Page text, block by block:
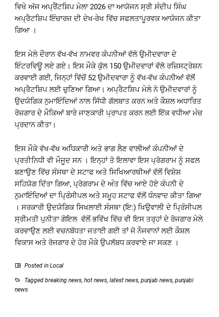
ਵਿਖੇ ਅੱਜ ਅਪ੍ਰੈਂਟਸ਼ਿਪ ਮੇਲਾ 2026 ਦਾ ਆਯੋਜਨ ਸ੍ਰੀ ਸੰਦੀਪ ਸਿੰਘ
ਅਪ੍ਰੈਟਸ਼ਿਪ ਇੰਚਾਰਜ ਦੀ ਦੇਖ-ਰੇਖ ਵਿੱਚ ਸਫਲਤਾਪੂਰਵਕ ਆਯੋਜਨ ਕੀਤਾ
ਗਿਆ ।
ਇਸ ਮੇਲੇ ਦੌਰਾਨ ਵੱਖ-ਵੱਖ ਨਾਮਵਰ ਕੰਪਨੀਆਂ ਵੱਲੋ ਉਮੀਦਵਾਰਾ ਦੇ
ਇੰਟਰਵਿਊ ਲਏ ਗਏ। ਇਸ ਮੌਕੇ ਕੁੱਲ 150 ਉਮੀਦਵਾਰਾਂ ਵੱਲੋ ਰਜ਼ਿਸਟ੍ਰੇਸ਼ਨ
ਕਰਵਾਈ ਗਈ, ਜਿਨ੍ਹਾਂ ਵਿੱਚੋਂ 52 ਉਮੀਦਵਾਰਾ ਨੂੰ ਵੱਖ-ਵੱਖ ਕੰਪਨੀਆਂ ਵੱਲੋਂ
ਅਪ੍ਰੈਟਸ਼ਿਪ ਲਈ ਚੁਣਿਆ ਗਿਆ। ਅਪ੍ਰੈਟਸ਼ਿਪ ਮੇਲੇ ਨੇ ਉਮੀਦਵਾਰਾਂ ਨੂੰ
ਉਦਯੋਗਿਕ ਨੁਮਾਇੰਦਿਆਂ ਨਾਲ ਸਿੱਧੀ ਗੱਲਬਾਤ ਕਰਨ ਅਤੇ ਕੌਸ਼ਲ ਅਧਾਰਿਤ
ਰੋਜ਼ਗਾਰ ਦੇ ਮੌਕਿਆਂ ਬਾਰੇ ਜਾਣਕਾਰੀ ਪ੍ਰਾਪਤ ਕਰਨ ਲਈ ਇੱਕ ਵਧੀਆ ਮੰਚ
ਪ੍ਰਦਾਨ ਕੀਤਾ।
ਇਸ ਮੌਕੇ ਵੱਖ-ਵੱਖ ਅਧਿਕਾਰੀ ਅਤੇ ਭਾਗ ਲੈਣ ਵਾਲੀਆਂ ਕੰਪਨੀਆਂ ਦੇ
ਪ੍ਰਤੀਨਿਧੀ ਵੀ ਮੌਜੂਦ ਸਨ । ਇਨ੍ਹਾਂ ਤੋ ਇਲਾਵਾ ਇਸ ਪ੍ਰੋਗਰਾਮ ਨੂੰ ਸਫਲ
ਬਣਾਉਣ ਵਿੱਚ ਸੰਸਥਾ ਦੇ ਸਟਾਫ ਅਤੇ ਸਿਖਿਆਰਥੀਆਂ ਵੱਲੋਂ ਵਿਸ਼ੇਸ਼
ਸਹਿਯੋਗ ਦਿੱਤਾ ਗਿਆ, ਪ੍ਰੋਗਰਾਮ ਦੇ ਅੰਤ ਵਿੱਚ ਆਏ ਹੋਏ ਕੰਪਨੀ ਦੇ
ਨੁਮਾਇੰਦਿਆਂ ਦਾ ਪ੍ਰਿੰਸੀਪਲ ਅਤੇ ਸਮੂਹ ਸਟਾਫ ਵੱਲੋਂ ਧੰਨਵਾਦ ਕੀਤਾ ਗਿਆ
। ਸਰਕਾਰੀ ਉਦਯੋਗਿਕ ਸਿਖਲਾਈ ਸੰਸਥਾ (ਇ:) ਖਿਉਵਾਲੀ ਦੇ ਪ੍ਰਿੰਸੀਪਲ
ਸ੍ਰੀਮਤੀ ਪੁਨੀਤਾ ਗੋਇਲ ਵੱਲੋਂ ਭਵਿੱਖ ਵਿੱਚ ਵੀ ਇਸ ਤਰ੍ਹਾਂ ਦੇ ਰੋਜਗਾਰ ਮੇਲੇ
ਕਰਵਾਉਣ ਲਈ ਵਚਨਬੱਧਤਾ ਜਤਾਈ ਗਈ ਤਾਂ ਜੋ ਨੌਜਵਾਨਾਂ ਲਈ ਕੌਸ਼ਲ
ਵਿਕਾਸ ਅਤੇ ਰੋਜਗਾਰ ਦੇ ਹੋਰ ਮੌਕੇ ਉਪਲੱਬਧ ਕਰਵਾਏ ਜਾ ਸਕਣ ।
Posted in Local
Tagged breaking news, hot news, latest news, punjab news, punjabi
news